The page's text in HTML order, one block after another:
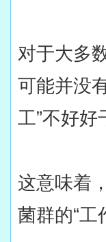
对于大多
可能并没
工”不好
这意味着
菌群的“工